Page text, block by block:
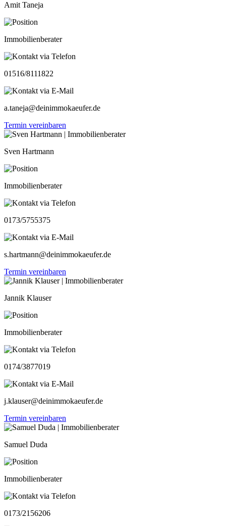
Amit Taneja
Immobilienberater
01516/8111822
a.taneja@deinimmokaeufer.de
Termin vereinbaren
Sven Hartmann
Immobilienberater
0173/5755375
s.hartmann@deinimmokaeufer.de
Termin vereinbaren
Jannik Klauser
Immobilienberater
0174/3877019
j.klauser@deinimmokaeufer.de
Termin vereinbaren
Samuel Duda
Immobilienberater
0173/2156206